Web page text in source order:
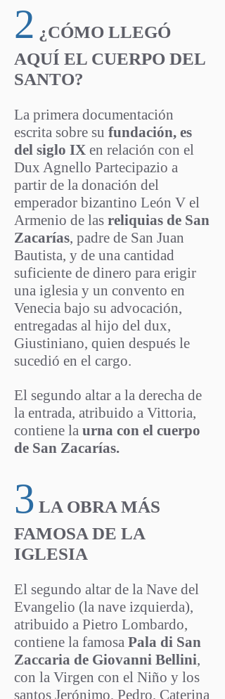
2 ¿CÓMO LLEGÓ
AQUÍ EL CUERPO DEL
SANTO?
La primera documentación
escrita sobre su fundación, es
del siglo IX en relación con el
Dux Agnello Partecipazio a
partir de la donación del
emperador bizantino León V el
Armenio de las reliquias de San
Zacarías, padre de San Juan
Bautista, y de una cantidad
suficiente de dinero para erigir
una iglesia y un convento en
Venecia bajo su advocación,
entregadas al hijo del dux,
Giustiniano, quien después le
sucedió en el cargo.
El segundo altar a la derecha de
la entrada, atribuido a Vittoria,
contiene la urna con el cuerpo
de San Zacarías.
3 LA OBRA MÁS
FAMOSA DE LA
IGLESIA
El segundo altar de la Nave del
Evangelio (la nave izquierda),
atribuido a Pietro Lombardo,
contiene la famosa Pala di San
Zaccaria de Giovanni Bellini,
con la Virgen con el Niño y los
santos Jerónimo, Pedro, Caterina